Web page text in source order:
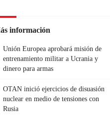
información
Unión Europea aprobará misión de
entrenamiento militar a Ucrania y
dinero para armas
OTAN inició ejercicios de disuasión
nuclear en medio de tensiones con
Rusia